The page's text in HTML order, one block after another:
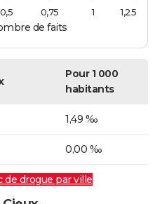
de faits
1
0,5 0,75 1,25
Pour 1 000
habitants
1,49 ‰
0,00 ‰
de drogue par ville